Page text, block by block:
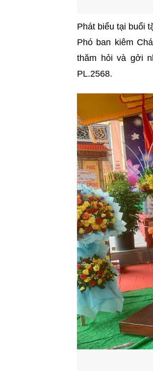
Phát biểu tại buổi
Phó ban kiêm
thăm hỏi và gởi
PL.2568.